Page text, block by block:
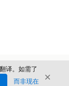
译。如需了
而非现在 关闭